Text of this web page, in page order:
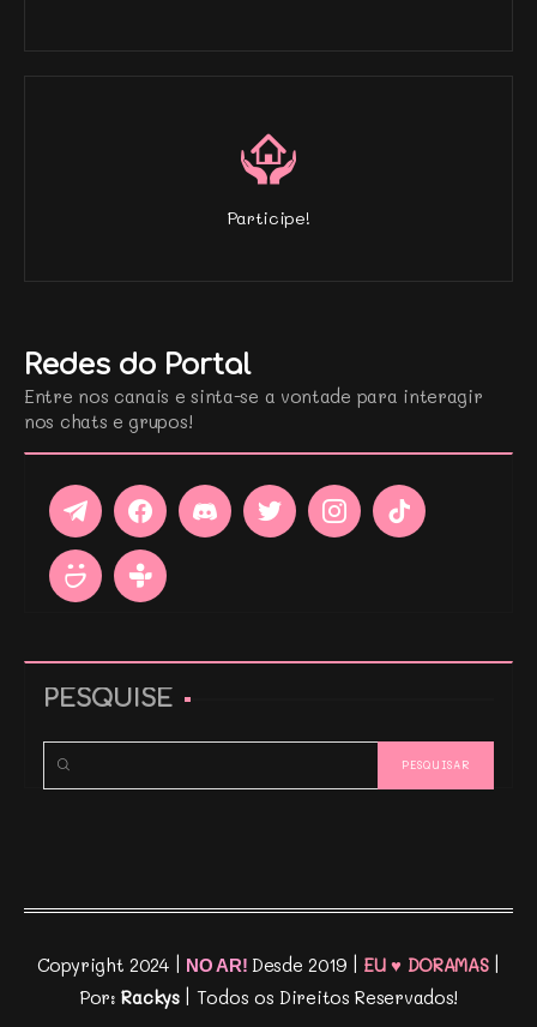
Participe!
Redes do Portal
Entre nos canais e sinta-se a vontade para interagir
nos chats e grupos!
PESQUISE
Copyright 2024 | NO AR! Desde 2019 | EU ♥ DORAMAS|
Por:Rackys| Todos os Direitos Reservados!